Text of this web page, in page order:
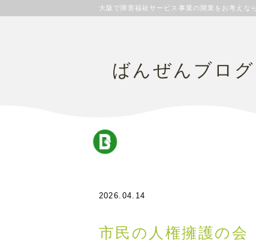
大阪で障害福祉サービス事業の開業をお考えな
ばんぜんブログ
2026.04.14
市民の人権擁護の会